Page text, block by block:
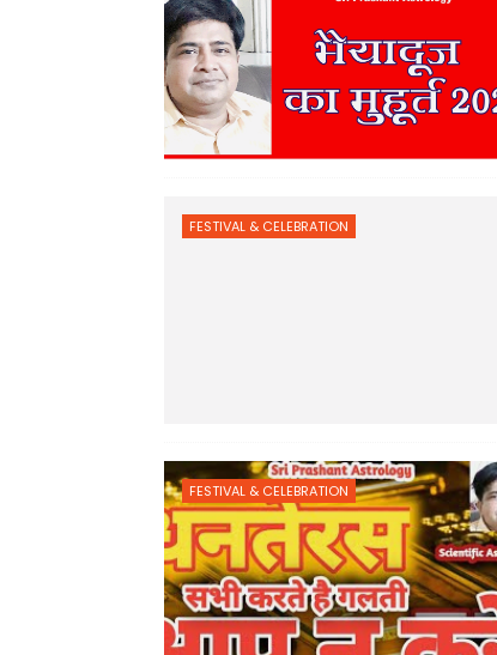
FESTIVAL & CELEBRATION
FESTIVAL & CELEBRATION